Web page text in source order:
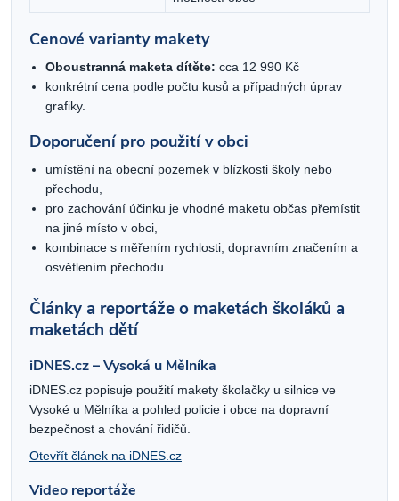
Cenové varianty makety
Oboustranná maketa dítěte: cca 12 990 Kč
konkrétní cena podle počtu kusů a případných úprav
grafiky.
Doporučení pro použití v obci
umístění na obecní pozemek v blízkosti školy nebo
přechodu,
pro zachování účinku je vhodné maketu občas přemístit
na jiné místo v obci,
kombinace s měřením rychlosti, dopravním značením a
osvětlením přechodu.
Články a reportáže o maketách školáků a
maketách dětí
iDNES.cz – Vysoká u Mělníka
iDNES.cz popisuje použití makety školačky u silnice ve
Vysoké u Mělníka a pohled policie i obce na dopravní
bezpečnost a chování řidičů.
Otevřít článek na iDNES.cz
Video reportáže